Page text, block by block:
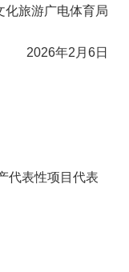
化旅游广电体育局
2026年2月6日
代表性项目代表